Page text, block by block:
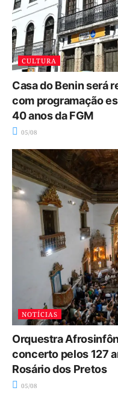
CULTURA
Casa do Benin será
com programação
40 anos da FGM
05/08
NOTÍCIAS
Orquestra
concerto pelos 127
Rosário dos Pretos
05/08